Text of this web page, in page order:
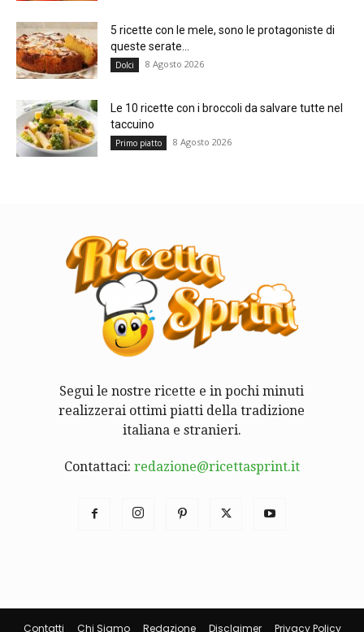
5 ricette con le mele, sono le protagoniste di
queste serate...
Dolci 8 Agosto 2026
Le 10 ricette con i broccoli da salvare tutte nel
taccuino
Primo piatto 8 Agosto 2026
Segui le nostre ricette e in pochi minuti
realizzerai ottimi piatti della tradizione
italiana e stranieri.
Contattaci: redazione@ricettasprint.it
Contatti Chi Siamo Redazione Disclaimer Privacy Policy